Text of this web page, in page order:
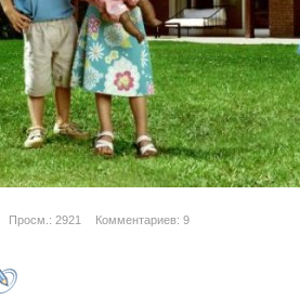
Просм.: 2921 Комментариев: 9